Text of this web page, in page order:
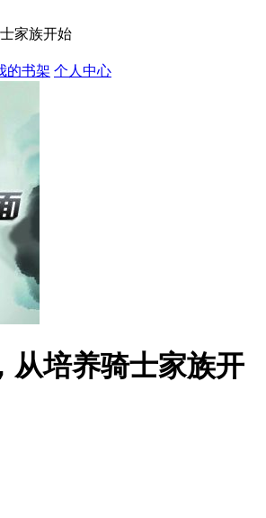
家族开始
的书架 个人中心
从培养骑士家族开